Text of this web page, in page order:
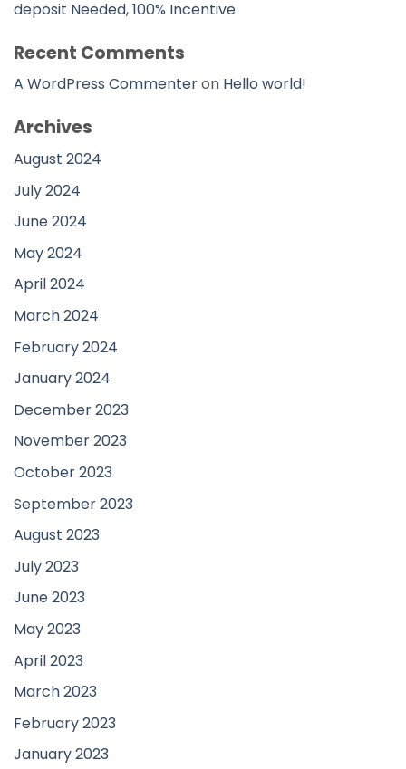
deposit Needed, 100% Incentive
Recent Comments
A WordPress Commenteron Hello world!
Archives
August 2024
July 2024
June 2024
May 2024
April 2024
March 2024
February 2024
January 2024
December 2023
November 2023
October 2023
September 2023
August 2023
July 2023
June 2023
May 2023
April 2023
March 2023
February 2023
January 2023